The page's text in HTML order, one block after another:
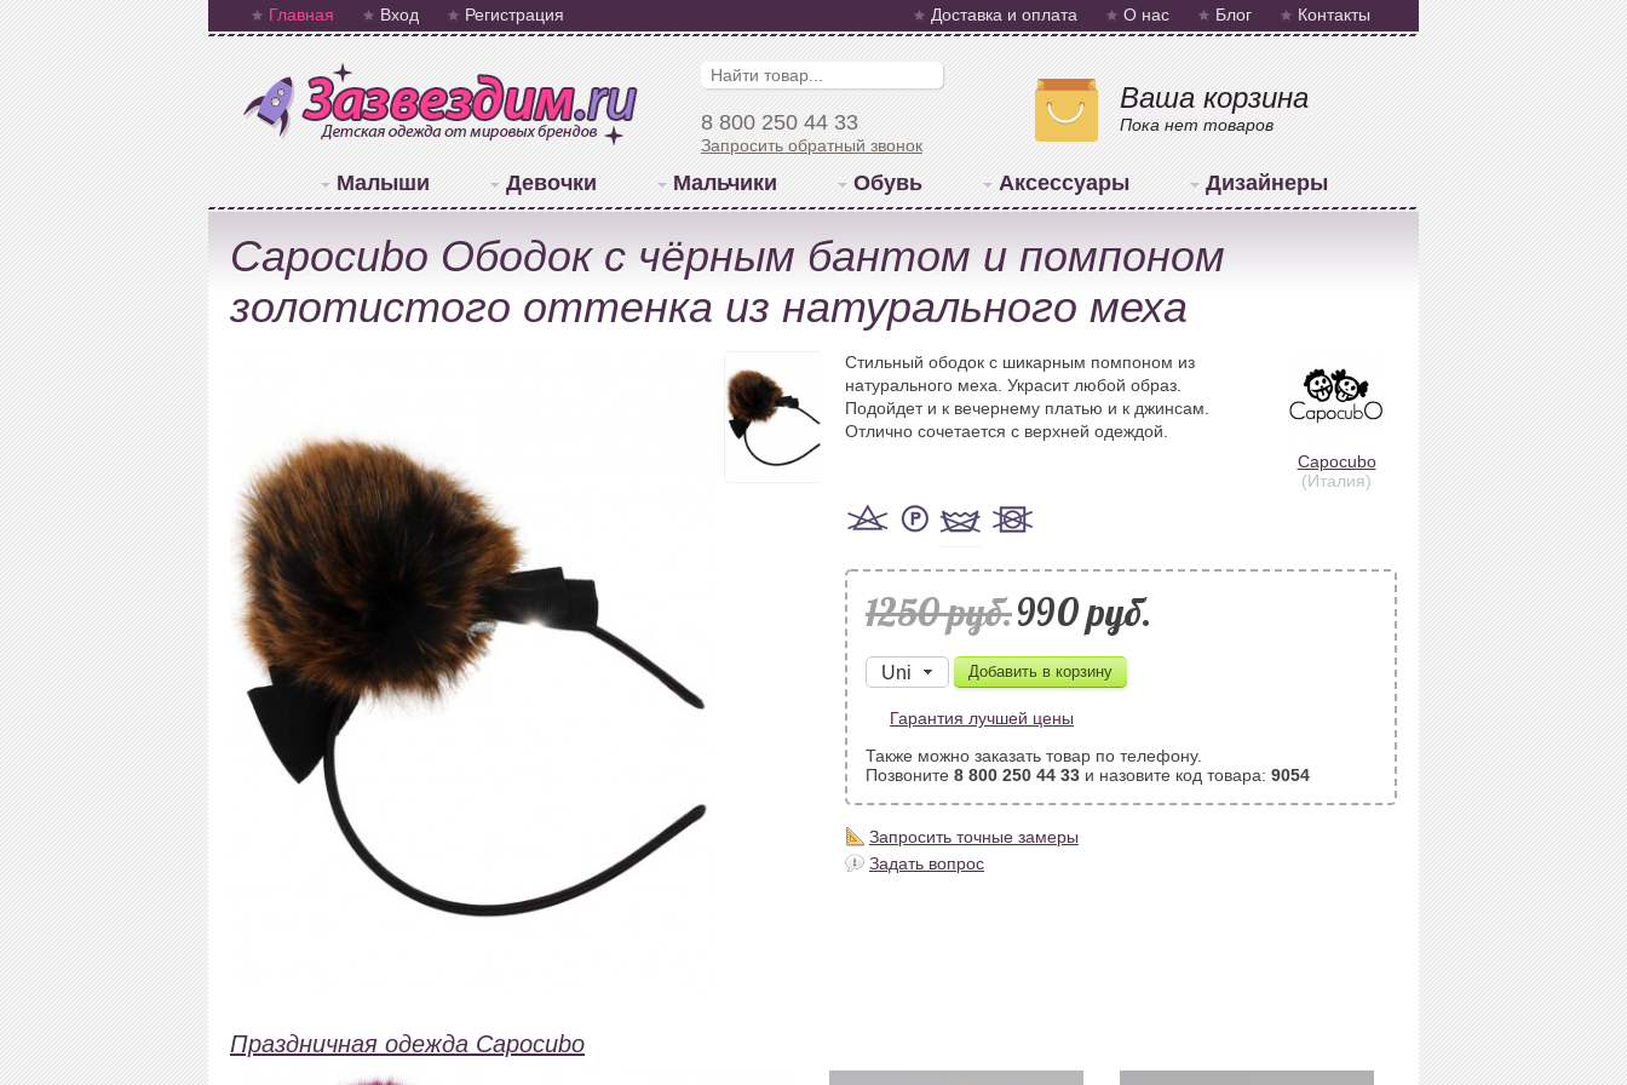
Главная Вход Регистрация Доставка и оплата О нас Блог Контакты
Ваша корзина
Пока нет товаров
8 800 250 44 33
Запросить обратный звонок
Малыши Девочки Мальчики Обувь Аксессуары Дизайнеры
Capocubo Ободок с чёрным бантом и помпоном
золотистого оттенка из натурального меха
Capocubo
(Италия)
Стильный ободок с шикарным помпоном из
натурального меха. Украсит любой образ.
Подойдет и к вечернему платью и к джинсам.
Отлично сочетается с верхней одеждой.
1250 pуб.990 pуб.
Гарантия лучшей цены
Также можно заказать товар по телефону.
Позвоните 8 800 250 44 33 и назовите код товара: 9054
Запросить точные замеры
Задать вопрос
Праздничная одежда Capocubo